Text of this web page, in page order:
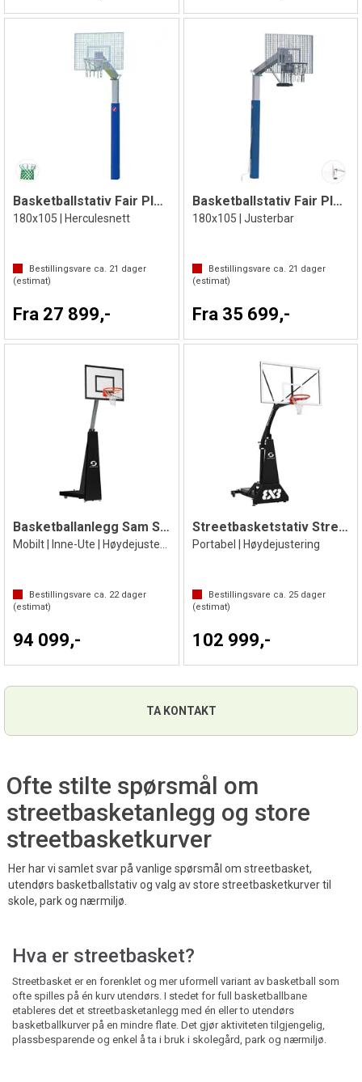
Basketballstativ Fair Play Silent 2.0
180x105 | Herculesnett
Bestillingsvare ca. 21 dager
(estimat)
Fra 27 899,-
Basketballstativ Fair Play Silent 2.0
180x105 | Justerbar
Bestillingsvare ca. 21 dager
(estimat)
Fra 35 699,-
Basketballanlegg Sam School
Bestillingsvare ca. 22dager
(estimat)
94 099,-
Streetbasketstativ Street Slammer 3x3
Portabel | Høydejustering
Bestillingsvare ca. 25dager
(estimat)
102 999,-
TA KONTAKT
Ofte stilte spørsmål om
streetbasketanlegg og store
streetbasketkurver
Her har vi samlet svar på vanlige spørsmål om streetbasket,
utendørs basketballstativ og valg av store streetbasketkurver til
skole, park og nærmiljø.
Hva er streetbasket?
Streetbasket er en forenklet og mer uformell variant av basketball som
ofte spilles på én kurv utendørs. I stedet for full basketballbane
etableres det et streetbasketanlegg med én eller to utendørs
basketballkurver på en mindre flate. Det gjør aktiviteten tilgjengelig,
plassbesparende og enkel å ta i bruk i skolegård, park og nærmiljø.